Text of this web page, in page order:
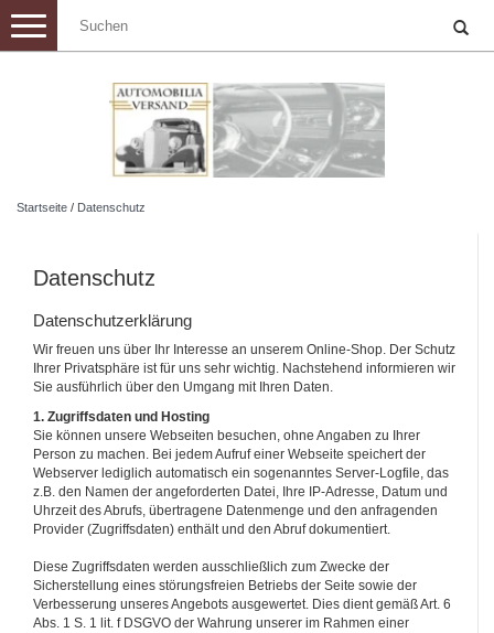
Toggle
navigation
Startseite / Datenschutz
Datenschutz
Datenschutzerklärung
Wir freuen uns über Ihr Interesse an unserem Online-Shop. Der Schutz
Ihrer Privatsphäre ist für uns sehr wichtig. Nachstehend informieren wir
Sie ausführlich über den Umgang mit Ihren Daten.
1. Zugriffsdaten und Hosting
Sie können unsere Webseiten besuchen, ohne Angaben zu Ihrer
Person zu machen. Bei jedem Aufruf einer Webseite speichert der
Webserver lediglich automatisch ein sogenanntes Server-Logfile, das
z.B. den Namen der angeforderten Datei, Ihre IP-Adresse, Datum und
Uhrzeit des Abrufs, übertragene Datenmenge und den anfragenden
Provider (Zugriffsdaten) enthält und den Abruf dokumentiert.
Diese Zugriffsdaten werden ausschließlich zum Zwecke der
Sicherstellung eines störungsfreien Betriebs der Seite sowie der
Verbesserung unseres Angebots ausgewertet. Dies dient gemäß Art. 6
Abs. 1 S. 1 lit. f DSGVO der Wahrung unserer im Rahmen einer